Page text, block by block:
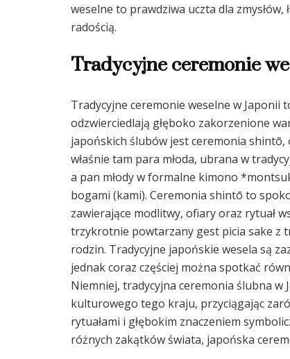
weselne to prawdziwa uczta dla
radością.
Tradycyjne ceremonie
Tradycyjne ceremonie weselne w Japonii
odzwierciedlają głęboko zakorzenione
japońskich ślubów jest ceremonia shintō,
właśnie tam para młoda, ubrana w
a pan młody w formalne kimono
bogami (kami). Ceremonia shintō to
zawierające modlitwy, ofiary oraz rytuał
trzykrotnie powtarzany gest picia sake z
rodzin. Tradycyjne japońskie wesela są
jednak coraz częściej można spotkać
Niemniej, tradycyjna ceremonia ślubna w
kulturowego tego kraju, przyciągając
rytuałami i głębokim znaczeniem
różnych zakątków świata, japońska